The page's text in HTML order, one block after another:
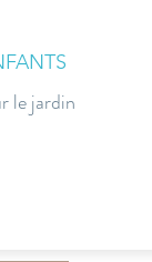
le jardin